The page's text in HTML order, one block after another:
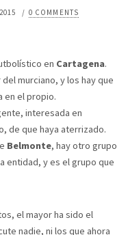
/ 0 COMMENTS
en Cartagena.
murciano, y los hay que
en el propio.
interesada en
de que haya aterrizado.
Belmonte, hay otro grupo
entidad, y es el grupo que
el mayor ha sido el
nadie, ni los que ahora